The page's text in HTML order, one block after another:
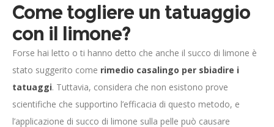
Come togliere un tatuaggio
con il limone?
Forse hai letto o ti hanno detto che anche il succo di limone è
stato suggerito come rimedio casalingo per sbiadire i
tatuaggi. Tuttavia, considera che non esistono prove
scientifiche che supportino l’efficacia di questo metodo, e
l’applicazione di succo di limone sulla pelle può causare